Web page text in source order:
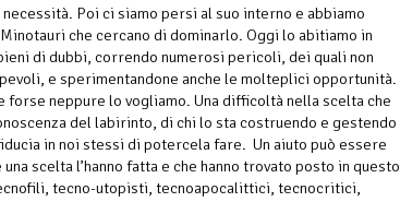
Poi ci siamo persi al suo interno e abbiamo
che cercano di dominarlo. Oggi lo abitiamo in
di dubbi, correndo numerosi pericoli, dei quali non
e sperimentandone anche le molteplici opportunità.
forse neppure lo vogliamo. Una difficoltà nella scelta che
del labirinto, di chi lo sta costruendo e gestendo
in noi stessi di potercela fare. Un aiuto può essere
scelta l’hanno fatta e che hanno trovato posto in questo
tecno-utopisti, tecnoapocalittici, tecnocritici,